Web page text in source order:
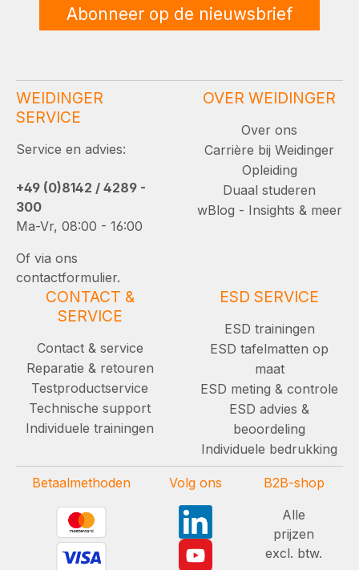
Abonneer op de nieuwsbrief
WEIDINGER
SERVICE
Service en advies:
+49 (0)8142 / 4289 -
300
Ma-Vr, 08:00 - 16:00
Of via ons
contactformulier.
OVER WEIDINGER
Over ons
Carrière bij Weidinger
Opleiding
Duaal studeren
wBlog - Insights & meer
CONTACT &
SERVICE
Contact & service
Reparatie & retouren
Testproductservice
Technische support
Individuele trainingen
ESD SERVICE
ESD trainingen
ESD tafelmatten op
maat
ESD meting & controle
ESD advies &
beoordeling
Individuele bedrukking
Betaalmethoden Volg ons
B2B-shop
Alle
prijzen
excl. btw.